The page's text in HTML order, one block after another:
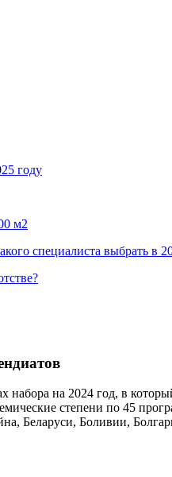
году
м2
специалиста выбрать в
набора на 2024 год, в
степени по 45
Беларуси, Боливии,